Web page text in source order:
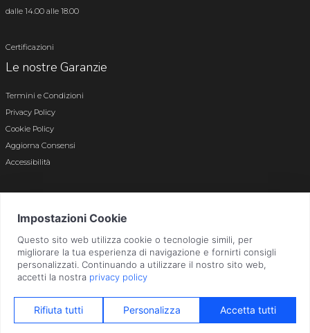
dalle 14.00 alle 18.00
Certificazioni
Le nostre Garanzie
Termini e Condizioni
Privacy Policy
Cookie Policy
Aggiorna Consensi
Accessibilità
Bergamo n. 01496180165 · Capitale Sociale i.v. € 800.000,00